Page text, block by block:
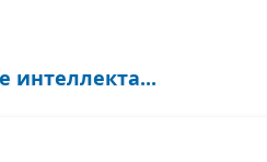
интеллекта...